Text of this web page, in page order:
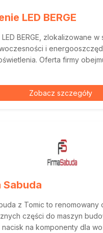
LED BERGE
BERGE, zlokalizowane
i
Oferta firmy
Zobacz szczegóły
Sabuda
z Tomic to renomowany
części do maszyn
na komponenty dla